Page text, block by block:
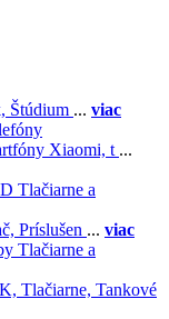
Štúdium ... viac
Xiaomi, t ...
Tlačiarne a
Príslušen ... viac
Tlačiarne a
Tlačiarne, Tankové